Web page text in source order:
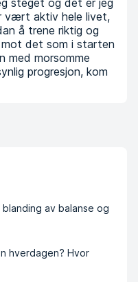
steget og det er jeg
vært aktiv hele livet,
å trene riktig og
det som i starten
med morsomme
progresjon, kom
av balanse og
hverdagen? Hvor